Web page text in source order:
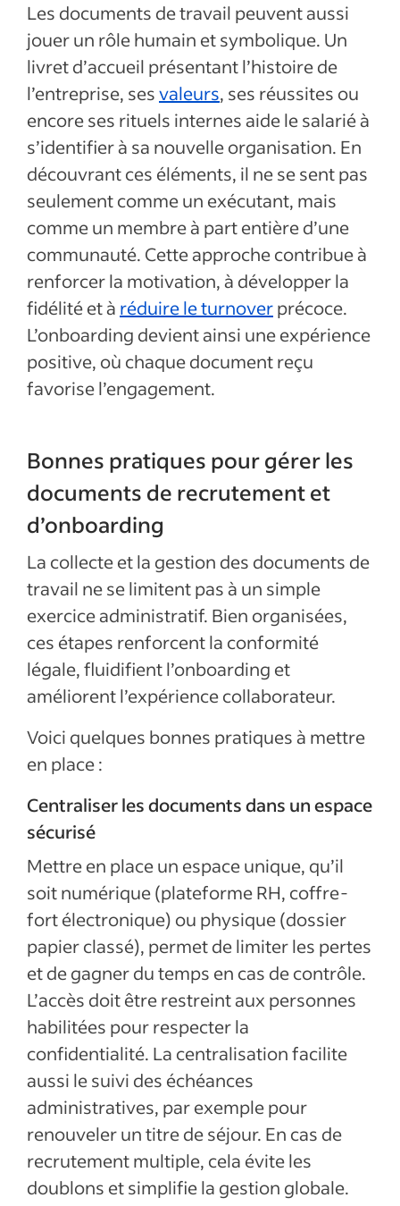
Les documents de travail peuvent aussi
jouer un rôle humain et symbolique. Un
livret d’accueil présentant l’histoire de
l’entreprise, sesvaleurs, ses réussites ou
encore ses rituels internes aide le salarié à
s’identifier à sa nouvelle organisation. En
découvrant ces éléments, il ne se sent pas
seulement comme un exécutant, mais
comme un membre à part entière d’une
communauté. Cette approche contribue à
renforcer la motivation, à développer la
fidélité et à réduire le turnoverprécoce.
L’onboarding devient ainsi une expérience
positive, où chaque document reçu
favorise l’engagement.
Bonnes pratiques pour gérer les
documents de recrutement et
d’onboarding
La collecte et la gestion des documents de
travail ne se limitent pas à un simple
exercice administratif. Bien organisées,
ces étapes renforcent la conformité
légale, fluidifient l’onboarding et
améliorent l’expérience collaborateur.
Voici quelques bonnes pratiques à mettre
en place :
Centraliser les documents dans un espace
sécurisé
Mettre en place un espace unique, qu’il
soit numérique (plateforme RH, coffre-
fort électronique) ou physique (dossier
papier classé), permet de limiter les pertes
et de gagner du temps en cas de contrôle.
L’accès doit être restreint aux personnes
habilitées pour respecter la
confidentialité. La centralisation facilite
aussi le suivi des échéances
administratives, par exemple pour
renouveler un titre de séjour. En cas de
recrutement multiple, cela évite les
doublons et simplifie la gestion globale.